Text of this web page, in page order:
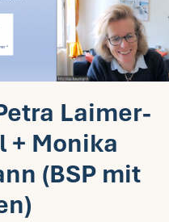
Laimer-
+ Monika
(BSP mit